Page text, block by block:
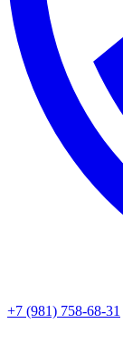
+7 (981) 758-68-31